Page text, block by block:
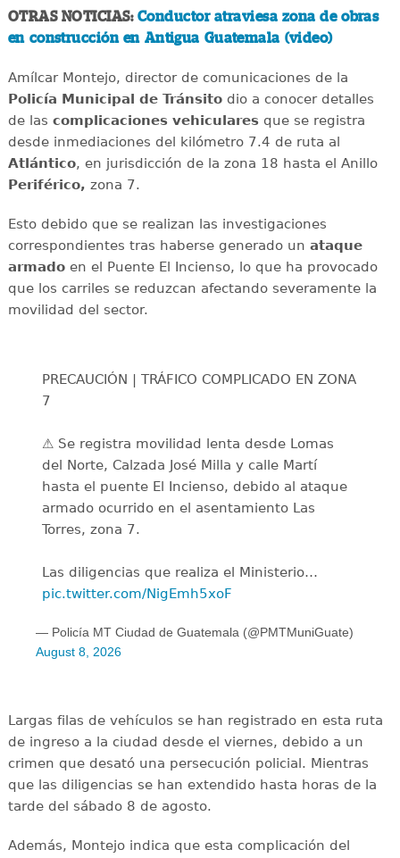
OTRAS NOTICIAS: Conductor atraviesa zona de obras
en construcción en Antigua Guatemala (video)
Amílcar Montejo, director de comunicaciones de la
Policía Municipal de Tránsitodio a conocer detalles
de las complicaciones vehicularesque se registra
desde inmediaciones del kilómetro 7.4 de ruta al
Atlántico, en jurisdicción de la zona 18 hasta el Anillo
Periférico, zona 7.
Esto debido que se realizan las investigaciones
correspondientes tras haberse generado un ataque
armadoen el Puente El Incienso, lo que ha provocado
que los carriles se reduzcan afectando severamente la
movilidad del sector.
PRECAUCIÓN | TRÁFICO COMPLICADO EN ZONA
7
⚠️ Se registra movilidad lenta desde Lomas
del Norte, Calzada José Milla y calle Martí
hasta el puente El Incienso, debido al ataque
armado ocurrido en el asentamiento Las
Torres, zona 7.
Las diligencias que realiza el Ministerio…
pic.twitter.com/NigEmh5xoF
— Policía MT Ciudad de Guatemala (@PMTMuniGuate)
August 8, 2026
Largas filas de vehículos se han registrado en esta ruta
de ingreso a la ciudad desde el viernes, debido a un
crimen que desató una persecución policial. Mientras
que las diligencias se han extendido hasta horas de la
tarde del sábado 8 de agosto.
Además, Montejo indica que esta complicación del